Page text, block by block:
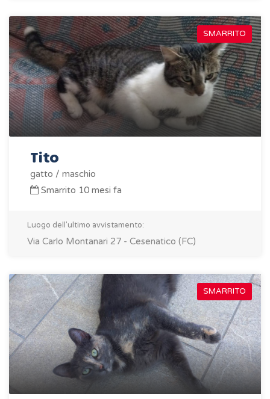
SMARRITO
Tito
gatto / maschio
Smarrito 10 mesi fa
Luogo dell'ultimo avvistamento:
Via Carlo Montanari 27 - Cesenatico (FC)
SMARRITO